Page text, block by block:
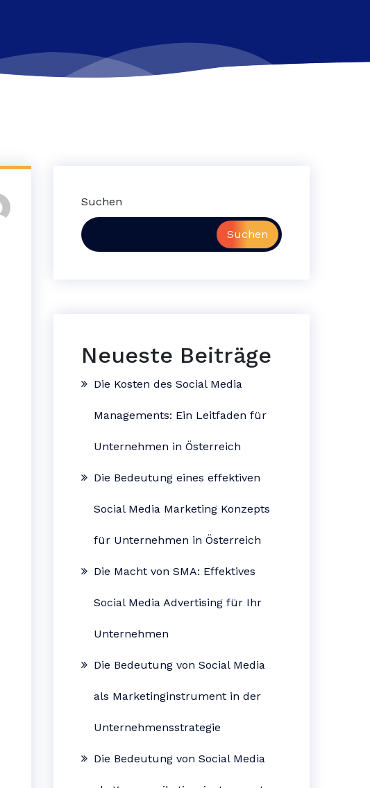
Suchen
Suchen
Neueste Beiträge
Die Kosten des Social Media
Managements: Ein Leitfaden für
Unternehmen in Österreich
Die Bedeutung eines effektiven
Social Media Marketing Konzepts
für Unternehmen in Österreich
Die Macht von SMA: Effektives
Social Media Advertising für Ihr
Unternehmen
Die Bedeutung von Social Media
als Marketinginstrument in der
Unternehmensstrategie
Die Bedeutung von Social Media